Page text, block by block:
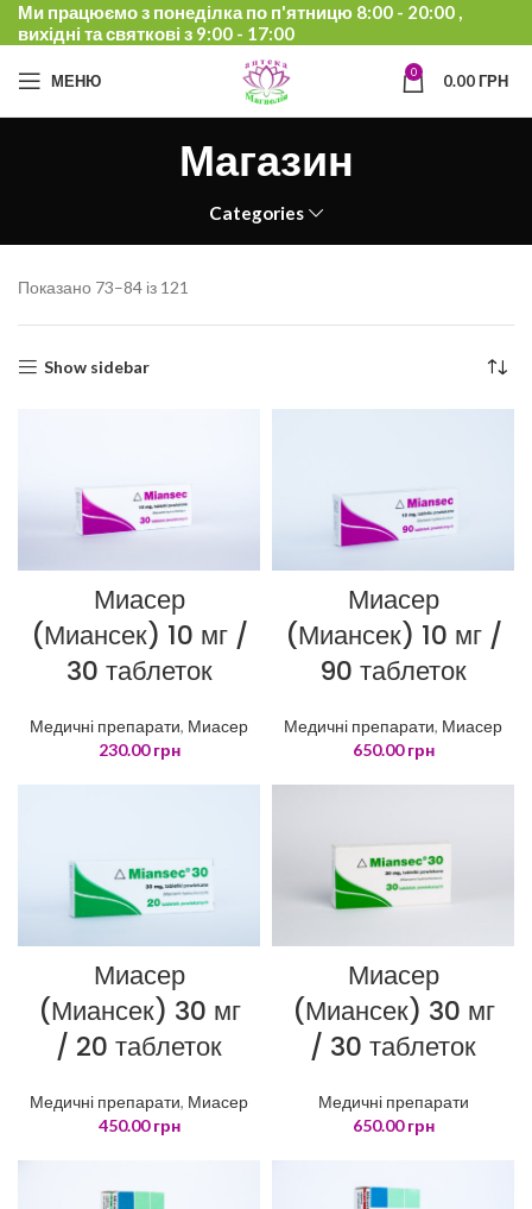
Ми працюємо з понеділка по п'ятницю 8:00 - 20:00 ,
вихідні та святкові з 9:00 - 17:00
МЕНЮ 0 0.00ГРН
Магазин
Categories
Показано 73–84 із 121
Show sidebar
Миасер
(Миансек) 10 мг /
30 таблеток
Медичні препарати, Миасер
230.00грн
Миасер
(Миансек) 10 мг /
90 таблеток
Медичні препарати, Миасер
650.00грн
Миасер
(Миансек) 30 мг
/ 20 таблеток
Медичні препарати, Миасер
450.00грн
Миасер
(Миансек) 30 мг
/ 30 таблеток
Медичні препарати
650.00грн